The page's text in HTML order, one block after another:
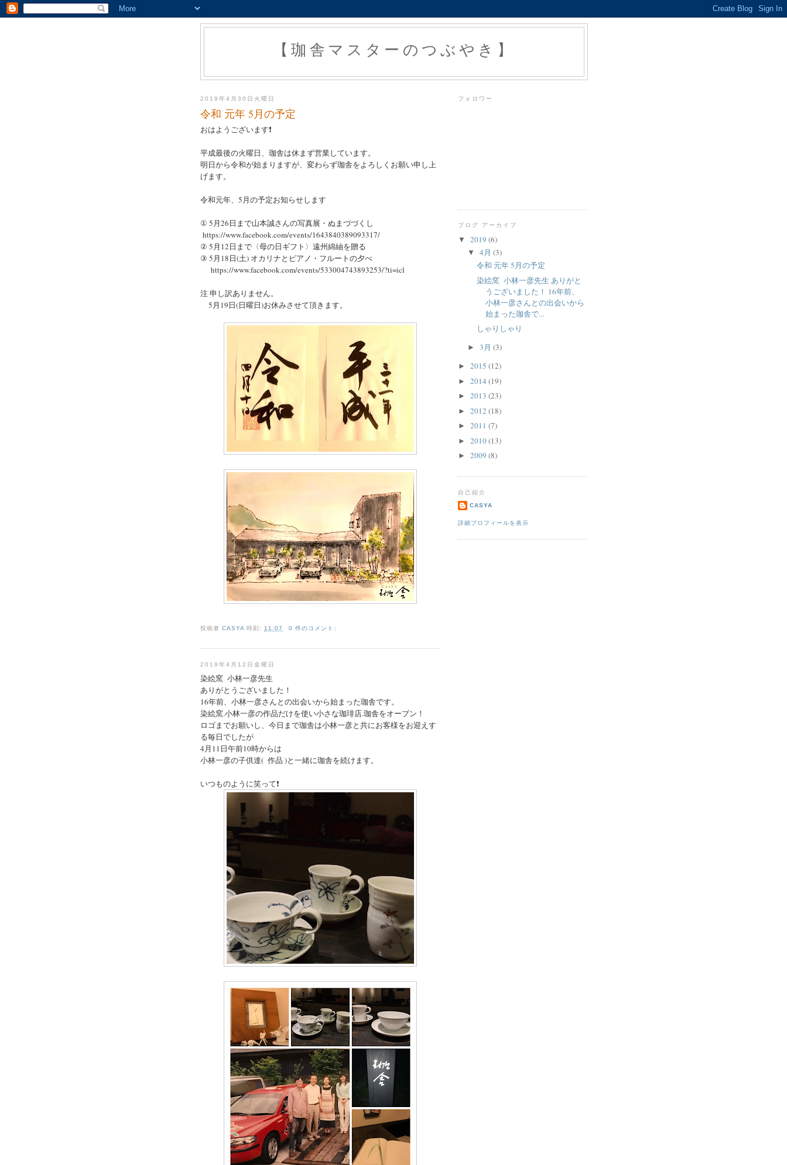
【珈舎マスターのつぶやき】
2019年4月30日火曜日
令和 元年 5月の予定
おはようございます❗️
平成最後の火曜日、珈舎は休まず営業しています。
明日から令和が始まりますが、変わらず珈舎をよろしくお願い申し上
げます。
令和元年、5月の予定お知らせします
① 5月26日まで山本誠さんの写真展・ぬまづづくし
https://www.facebook.com/events/1643840389093317/
② 5月12日まで〈母の日ギフト〉遠州綿紬を贈る
③ 5月18日(土) オカリナとピアノ・フルートの夕べ
https://www.facebook.com/events/533004743893253/?ti=icl
注 申し訳ありません。
5月19日(日曜日)お休みさせて頂きます。
投稿者CASYA 時刻: 11:07 0 件のコメント:
2019年4月12日金曜日
染絵窯 小林一彦先生
ありがとうございました！
16年前、小林一彦さんとの出会いから始まった珈舎です。
染絵窯.小林一彦の作品だけを使い小さな珈琲店.珈舎をオープン！
ロゴまでお願いし、今日まで珈舎は小林一彦と共にお客様をお迎えす
る毎日でしたが
4月11日午前10時からは
小林一彦の子供達( 作品 )と一緒に珈舎を続けます。
いつものように笑って❗️
フォロワー
ブログ アーカイブ
▼ 2019 (6)
▼ 4月 (3)
令和 元年 5月の予定
染絵窯 小林一彦先生 ありがと
うございました！ 16年前、
小林一彦さんとの出会いから
始まった珈舎で...
しゃりしゃり
► 3月 (3)
► 2015 (12)
► 2014 (19)
► 2013 (23)
► 2012 (18)
► 2011 (7)
► 2010(13)
► 2009 (8)
自己紹介
CASYA
詳細プロフィールを表示